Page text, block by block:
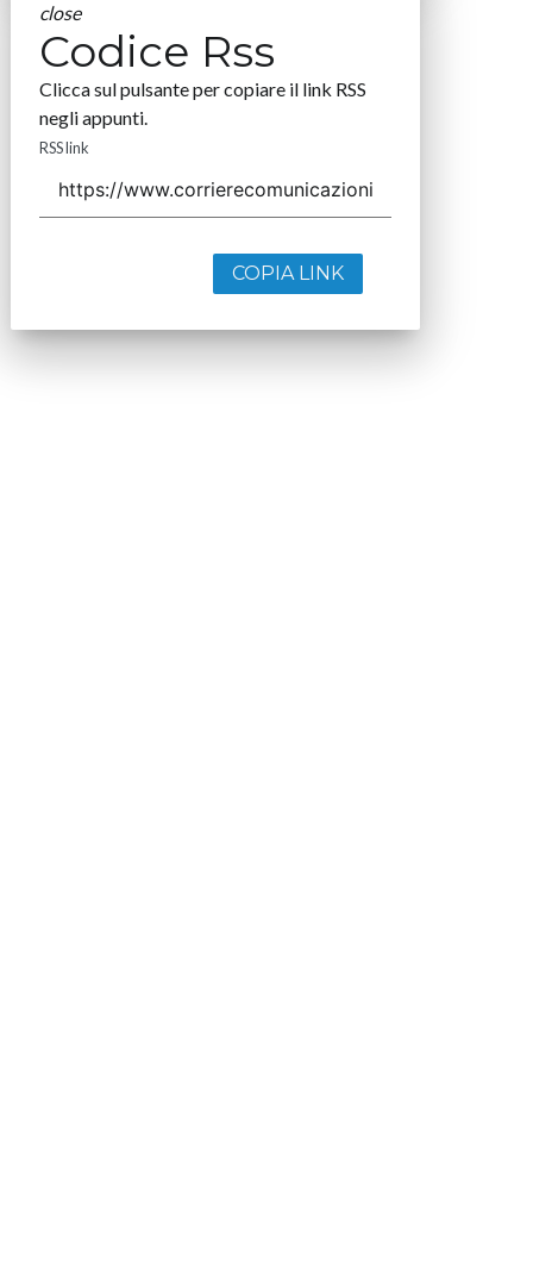
close
Codice Rss
Clicca sul pulsante per copiare il link RSS
negli appunti.
RSS link
COPIA LINK